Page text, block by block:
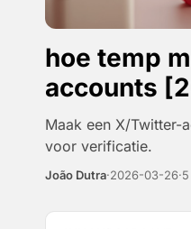
hoe temp
accounts
Maak een X/Twitter-
voor verificatie.
João Dutra·2026-03-26·